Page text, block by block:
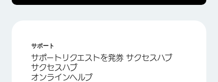
サポート
サポートリクエストを発券 サクセスハブ
サクセスハブ
オンラインヘルプ